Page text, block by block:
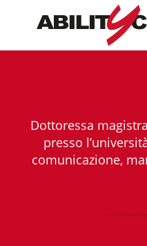
Dottoressa
presso
comunicazione,